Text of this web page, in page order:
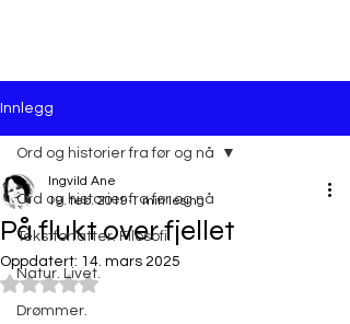
Innlegg
Ord og historier fra før og nå
Tekstforfatter. Filosofi.
Natur. Livet.
Drømmer.
Ord og historier fra før og nå
På flukt over fjellet
Ingvild Ane
19. feb. 2019 1 min lesing
Oppdatert: 14. mars 2025
Gitt NaN av 5 stjerner.